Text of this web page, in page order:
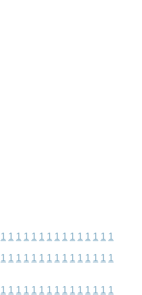
1 1 1 1 1 1 1 1 1 1 1 1 1 1 1
1 1 1 1 1 1 1 1 1 1 1 1 1 1 1
1 1 1 1 1 1 1 1 1 1 1 1 1 1 1